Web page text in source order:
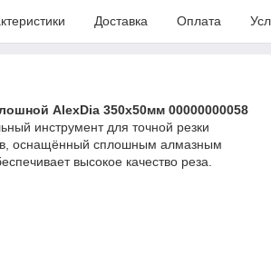
Доставка Оплата
AlexDia 350х50мм 00000000058
инструмент для точной резки
оснащённый сплошным алмазным
высокое качество реза.